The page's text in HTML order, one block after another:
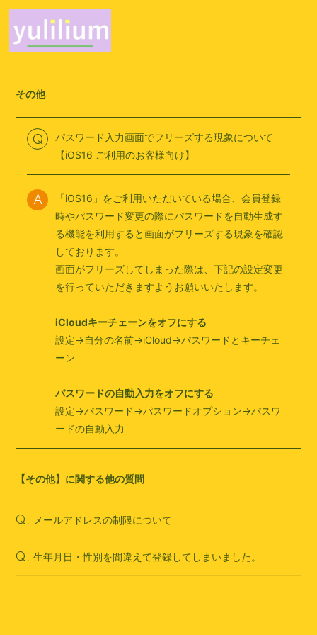
PROFILE
DISCOGRAPHY MOVIE
Q&A
会員登録 ログイン
その他
Q
パスワード入力画面でフリーズする現象について
【iOS16 ご利用のお客様向け】
A
「iOS16」をご利用いただいている場合、会員登録
時やパスワード変更の際にパスワードを自動生成す
る機能を利用すると画面がフリーズする現象を確認
しております。
画面がフリーズしてしまった際は、下記の設定変更
を行っていただきますようお願いいたします。
iCloudキーチェーンをオフにする
設定→自分の名前→iCloud→パスワードとキーチェ
ーン
パスワードの自動入力をオフにする
設定→パスワード→パスワードオプション→パスワ
ードの自動入力
【その他】に関する他の質問
Q. メールアドレスの制限について
Q. 生年月日・性別を間違えて登録してしまいました。